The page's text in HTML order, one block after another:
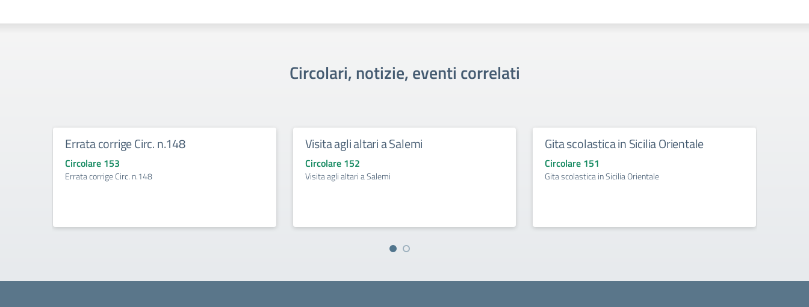
Circolari, notizie, eventi correlati
Errata corrige Circ. n.148
Circolare 153
Errata corrige Circ. n.148
Visita agli altari a Salemi
Circolare 152
Visita agli altari a Salemi
Gita scolastica in Sicilia Orientale
Circolare 151
Gita scolastica in Sicilia Orientale